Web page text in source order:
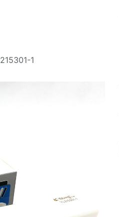
машин Yalong YL215301-1